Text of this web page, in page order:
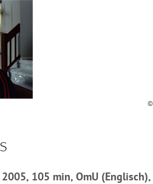
©
2005, 105 min, OmU (Englisch),